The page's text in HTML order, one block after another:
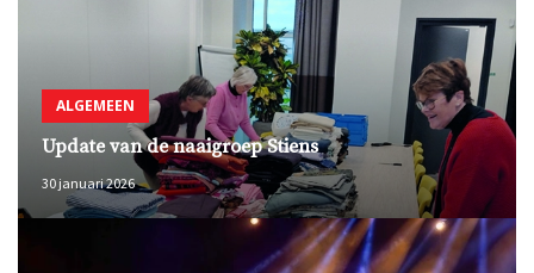
ALGEMEEN
Update van de naaigroep Stiens
30 januari 2026